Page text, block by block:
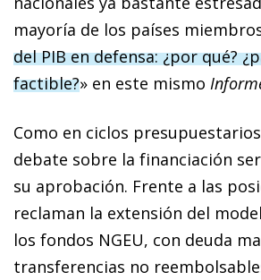
mayoría de los países
del PIB en defensa: ¿por qué?
factible?» en este mismo
Como en ciclos
debate sobre la financiación
su aprobación. Frente a las
reclaman la extensión del
los fondos NGEU, con deuda
transferencias no